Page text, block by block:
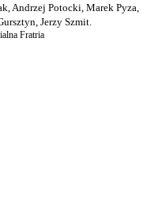
Andrzej Potocki, Marek Pyza,
Jerzy Szmit.
Fratria